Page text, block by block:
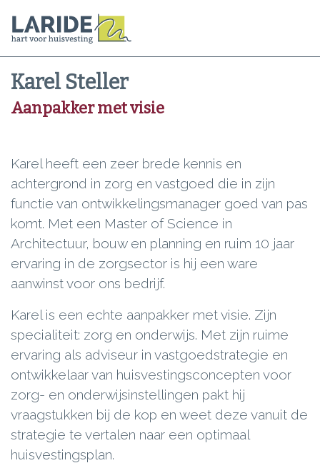
Karel Steller
Aanpakker met visie
Karel heeft een zeer brede kennis en
achtergrond in zorg en vastgoed die in zijn
functie van ontwikkelingsmanager goed van pas
komt. Met een Master of Science in
Architectuur, bouw en planning en ruim 10 jaar
ervaring in de zorgsector is hij een ware
aanwinst voor ons bedrijf.
Karel is een echte aanpakker met visie. Zijn
specialiteit: zorg en onderwijs. Met zijn ruime
ervaring als adviseur in vastgoedstrategie en
ontwikkelaar van huisvestingsconcepten voor
zorg- en onderwijsinstellingen pakt hij
vraagstukken bij de kop en weet deze vanuit de
strategie te vertalen naar een optimaal
huisvestingsplan.